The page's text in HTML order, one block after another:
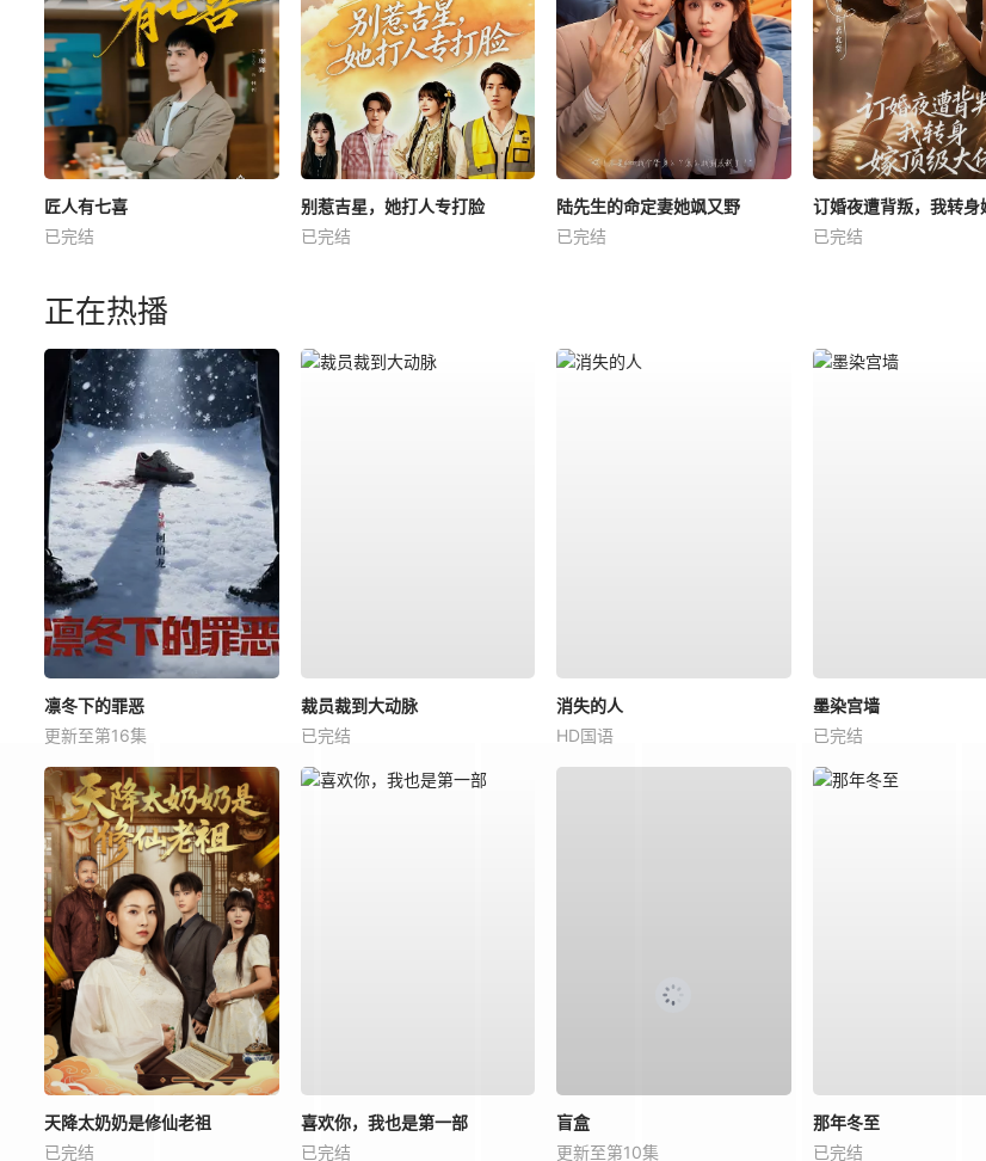
匠人有七喜
已完结
别惹吉星，她打人专打脸
已完结
陆先生的命定妻她飒又野
已完结
已完结
正在热播
凛冬下的罪恶
更新至第16集
裁员裁到大动脉
已完结
消失的人
HD国语
墨染宫墙
已完结
天降太奶奶是修仙老祖
已完结
喜欢你，我也是第一部
已完结
盲盒
更新至第10集
那年冬至
已完结